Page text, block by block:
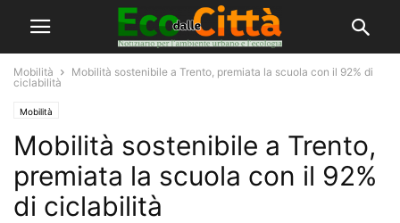
Mobilità
Mobilità sostenibile a Trento, premiata la scuola con il 92% di
ciclabilità
Mobilità
Mobilità sostenibile a Trento,
premiata la scuola con il 92%
di ciclabilità